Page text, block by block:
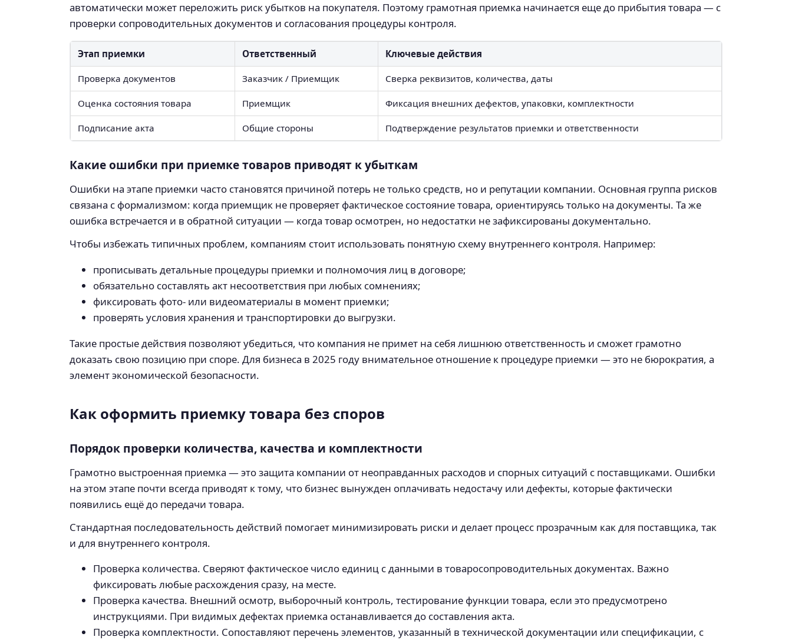
автоматически может переложить риск убытков на покупателя. Поэтому грамотная приемка начинается еще до прибытия товара — с
проверки сопроводительных документов и согласования процедуры контроля.
Этап приемки Ответственный Ключевые действия
Проверка документов Заказчик / Приемщик Сверка реквизитов, количества, даты
Оценка состояния товара Приемщик Фиксация внешних дефектов, упаковки, комплектности
Подписание акта Общие стороны Подтверждение результатов приемки и ответственности
Какие ошибки при приемке товаров приводят к убыткам
Ошибки на этапе приемки часто становятся причиной потерь не только средств, но и репутации компании. Основная группа рисков
связана с формализмом: когда приемщик не проверяет фактическое состояние товара, ориентируясь только на документы. Та же
ошибка встречается и в обратной ситуации — когда товар осмотрен, но недостатки не зафиксированы документально.
Чтобы избежать типичных проблем, компаниям стоит использовать понятную схему внутреннего контроля. Например:
прописывать детальные процедуры приемки и полномочия лиц в договоре;
обязательно составлять акт несоответствия при любых сомнениях;
фиксировать фото- или видеоматериалы в момент приемки;
проверять условия хранения и транспортировки до выгрузки.
Такие простые действия позволяют убедиться, что компания не примет на себя лишнюю ответственность и сможет грамотно
доказать свою позицию при споре. Для бизнеса в 2025 году внимательное отношение к процедуре приемки — это не бюрократия, а
элемент экономической безопасности.
Как оформить приемку товара без споров
Порядок проверки количества, качества и комплектности
Грамотно выстроенная приемка — это защита компании от неоправданных расходов и спорных ситуаций с поставщиками. Ошибки
на этом этапе почти всегда приводят к тому, что бизнес вынужден оплачивать недостачу или дефекты, которые фактически
появились ещё до передачи товара.
Стандартная последовательность действий помогает минимизировать риски и делает процесс прозрачным как для поставщика, так
и для внутреннего контроля.
Проверка количества. Сверяют фактическое число единиц с данными в товаросопроводительных документах. Важно
фиксировать любые расхождения сразу, на месте.
Проверка качества. Внешний осмотр, выборочный контроль, тестирование функции товара, если это предусмотрено
инструкциями. При видимых дефектах приемка останавливается до составления акта.
Проверка комплектности. Сопоставляют перечень элементов, указанный в технической документации или спецификации, с